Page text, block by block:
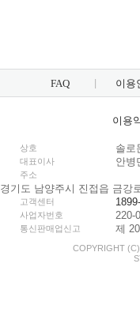
FAQ 이용
이용
상호 솔로
대표이사 안병
주소
경기도 남양주시 진접읍 금강
고객센터
사업자번호 220-
통신판매업신고 제
COPYRIGHT (C)